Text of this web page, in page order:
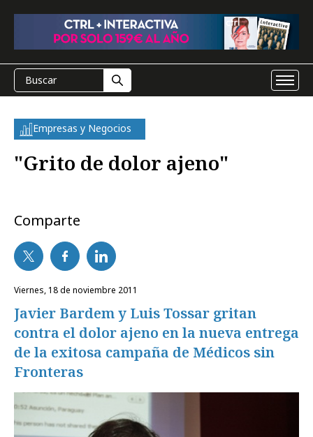
Empresas y Negocios
"Grito de dolor ajeno"
Comparte
viernes, 18 de noviembre 2011
Javier Bardem y Luis Tossar gritan
contra el dolor ajeno en la nueva entrega
de la exitosa campaña de Médicos sin
Fronteras